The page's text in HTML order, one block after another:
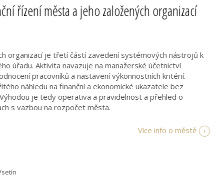
řízení města a jeho založených organizací
organizací je třetí částí zavedení systémových nástrojů k
úřadu. Aktivita navazuje na manažerské účetnictví
pracovníků a nastavení výkonnostních kritérií.
náhledu na finanční a ekonomické ukazatele bez
je tedy operativa a pravidelnost a přehled o
s vazbou na rozpočet města.
Více info o městě